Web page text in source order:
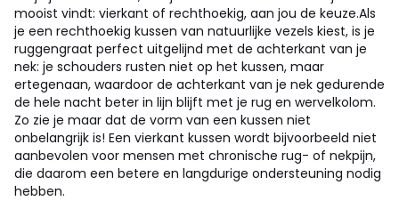
mooist vindt: vierkant of rechthoekig, aan jou de keuze.Als
je een rechthoekig kussen van natuurlijke vezels kiest, is je
ruggengraat perfect uitgelijnd met de achterkant van je
nek: je schouders rusten niet op het kussen, maar
ertegenaan, waardoor de achterkant van je nek gedurende
de hele nacht beter in lijn blijft met je rug en wervelkolom.
Zo zie je maar dat de vorm van een kussen niet
onbelangrijk is! Een vierkant kussen wordt bijvoorbeeld niet
aanbevolen voor mensen met chronische rug- of nekpijn,
die daarom een betere en langdurige ondersteuning nodig
hebben.